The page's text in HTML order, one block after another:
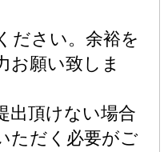
ださい。余裕を
お願い致しま
出頂けない場合
ただく必要がご